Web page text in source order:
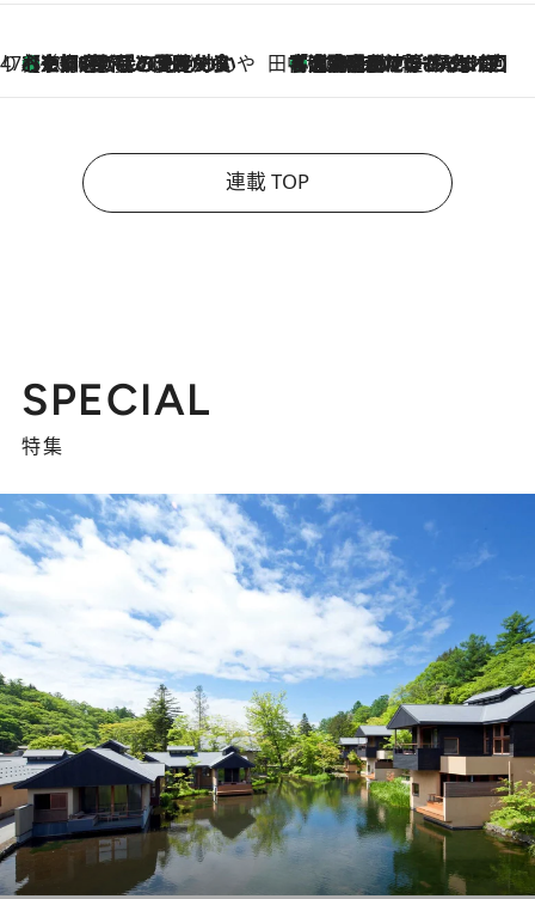
47都道府県の手みやげ ひんやりスイーツで夏を満喫
2026.8.7
【京都府】この夏絶対食べたい 冷やしておいしいおやつ3選 ひと口目から心を掴む新緑のテリーヌ 田中稲の勝手に再ブーム
2026.8.7
「湘南乃風に憧れて」観客大盛上がりの“タオル回し”に、ラッパー顔負けの高速歌唱まで…さだまさし（74）のアグレッシブすぎる現在地
連載 TOP
SPECIAL
特集